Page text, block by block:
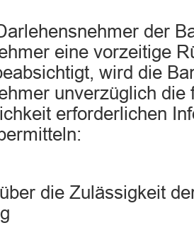
der
eine vorzeitige
wird die
unverzüglich die
erforderlichen
die Zulässigkeit